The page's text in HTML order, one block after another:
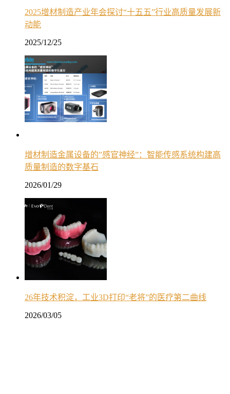
2025增材制造产业年会探讨“十五五”行业高质量发展新
动能
2025/12/25
增材制造金属设备的”感官神经”：智能传感系统构建高
质量制造的数字基石
2026/01/29
26年技术积淀，工业3D打印“老将”的医疗第二曲线
2026/03/05